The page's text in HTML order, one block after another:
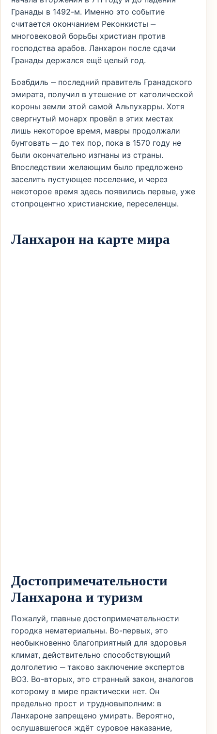
Гранады в 1492-м. Именно это событие
считается окончанием Реконкисты ‒
многовековой борьбы христиан против
господства арабов. Ланхарон после сдачи
Гранады держался ещё целый год.
Боабдиль ‒ последний правитель Гранадского
эмирата, получил в утешение от католической
короны земли этой самой Альпухарры. Хотя
свергнутый монарх провёл в этих местах
лишь некоторое время, мавры продолжали
бунтовать ‒ до тех пор, пока в 1570 году не
были окончательно изгнаны из страны.
Впоследствии желающим было предложено
заселить пустующее поселение, и через
некоторое время здесь появились первые, уже
стопроцентно христианские, переселенцы.
Ланхарон на карте мира
Достопримечательности
Ланхарона и туризм
Пожалуй, главные достопримечательности
городка нематериальны. Во-первых, это
необыкновенно благоприятный для здоровья
климат, действительно способствующий
долголетию ‒ таково заключение экспертов
ВОЗ. Во-вторых, это странный закон, аналогов
которому в мире практически нет. Он
предельно прост и трудновыполним: в
Ланхароне запрещено умирать. Вероятно,
ослушавшегося ждёт суровое наказание,